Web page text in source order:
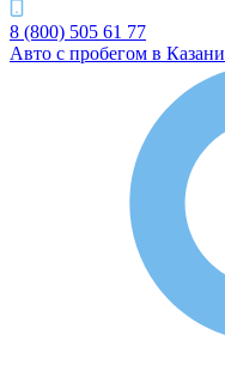
8 (800) 505 61 77
Авто с пробегом в Казани